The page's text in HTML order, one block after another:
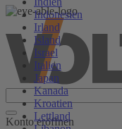
Indonesien
Irland
Island
Israel
Italien
Japan
Kanada
Kroatien
Lettland
Konto eröffnen